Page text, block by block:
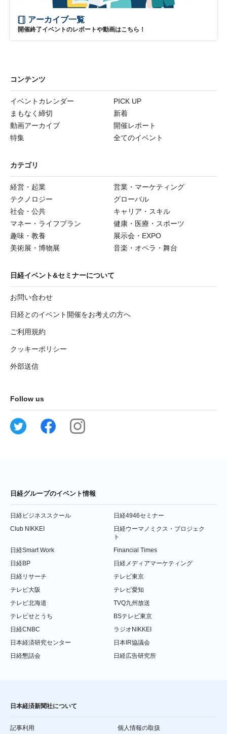
アーカイブ一覧
開催終了イベントのレポートや動画はこちら！
コンテンツ
イベントカレンダー
PICK UP
まもなく締切
新着
動画アーカイブ
開催レポート
特集
全てのイベント
カテゴリ
経営・起業
営業・マーケティング
テクノロジー
グローバル
社会・公共
キャリア・スキル
マネー・ライフプラン
健康・医療・スポーツ
趣味・教養
展示会・EXPO
美術展・博物展
音楽・オペラ・舞台
日経イベント&セミナーについて
お問い合わせ
日経とのイベント開催をお考えの方へ
ご利用規約
クッキーポリシー
外部送信
Follow us
日経グループのイベント情報
日経ビジネススクール
日経4946セミナー
Club NIKKEI
日経ウーマノミクス・プロジェク
ト
日経Smart Work
Financial Times
日経BP
日経メディアマーケティング
日経リサーチ
テレビ東京
テレビ大阪
テレビ愛知
テレビ北海道
TVQ九州放送
テレビせとうち
BSテレビ東京
日経CNBC
ラジオNIKKEI
日本経済研究センター
日本IR協議会
日経懇話会
日経広告研究所
日本経済新聞社について
記事利用 個人情報の取扱